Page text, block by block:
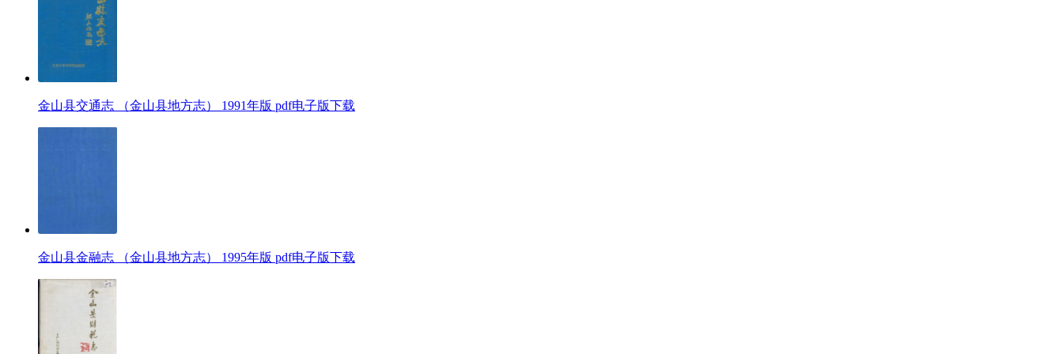
金山县交通志 （金山县地方志） 1991年版 pdf电子版下载
金山县金融志 （金山县地方志） 1995年版 pdf电子版下载